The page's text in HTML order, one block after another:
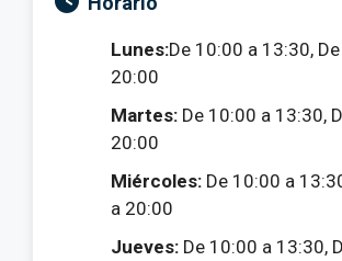
Lunes:De 10:00 a 13:30,
20:00
Martes: De 10:00 a 13:30,
20:00
Miércoles: De 10:00 a
a 20:00
Jueves: De 10:00 a 13:30,